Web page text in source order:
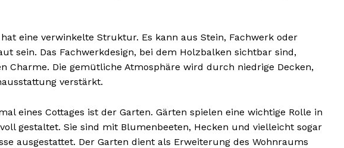
eine verwinkelte Struktur. Es kann aus Stein, Fachwerk oder
sein. Das Fachwerkdesign, bei dem Holzbalken sichtbar sind,
Charme. Die gemütliche Atmosphäre wird durch niedrige Decken,
verstärkt.
eines Cottages ist der Garten. Gärten spielen eine wichtige Rolle in
gestaltet. Sie sind mit Blumenbeeten, Hecken und vielleicht sogar
ausgestattet. Der Garten dient als Erweiterung des Wohnraums